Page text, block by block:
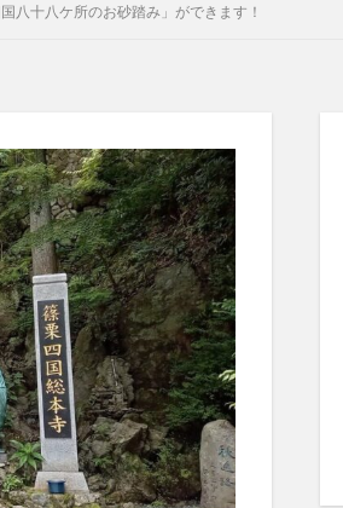
八十八ケ所のお砂踏み」ができます！